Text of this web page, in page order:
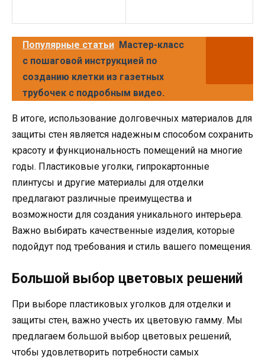
Популярные статьи Мастер-класс
с пошаговой инструкцией по
созданию клетки из газетных
трубочек с подробным видео.
В итоге, использование долговечных материалов для
защиты стен является надежным способом сохранить
красоту и функциональность помещений на многие
годы. Пластиковые уголки, гипрокартонные
плинтусы и другие материалы для отделки
предлагают различные преимущества и
возможности для создания уникального интерьера.
Важно выбирать качественные изделия, которые
подойдут под требования и стиль вашего помещения.
Большой выбор цветовых решений
При выборе пластиковых уголков для отделки и
защиты стен, важно учесть их цветовую гамму. Мы
предлагаем большой выбор цветовых решений,
чтобы удовлетворить потребности самых